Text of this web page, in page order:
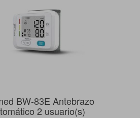
BW-83E Antebrazo
2 usuario(s)